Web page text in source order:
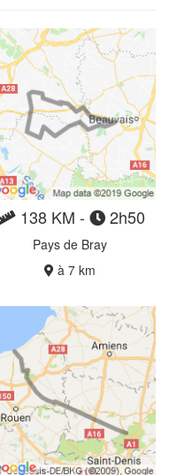
138 KM - 2h50
Pays de Bray
à 7 km